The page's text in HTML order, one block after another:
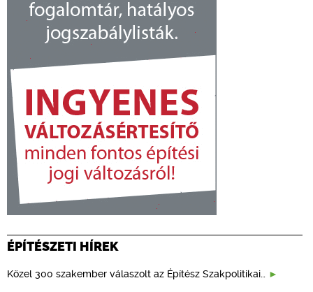
ÉPÍTÉSZETI HÍREK
Közel 300 szakember válaszolt az Építész Szakpolitikai…